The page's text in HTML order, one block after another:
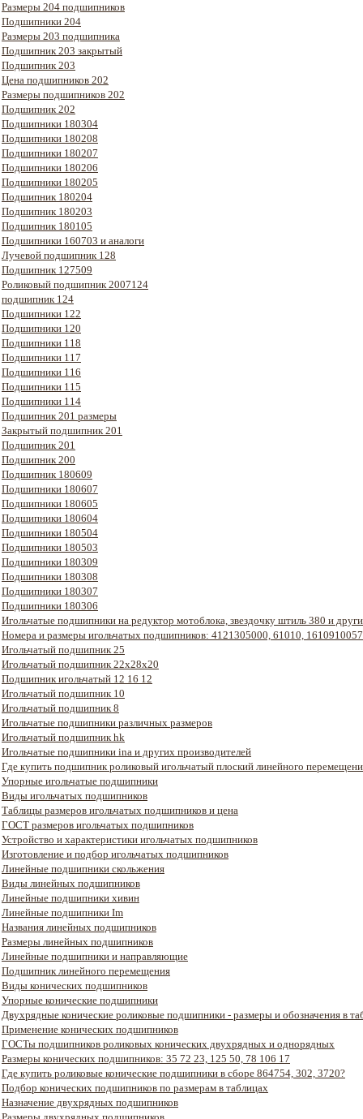
Размеры 204 подшипников
Подшипники 204
Размеры 203 подшипника
Подшипник 203 закрытый
Подшипник 203
Цена подшипников 202
Размеры подшипников 202
Подшипник 202
Подшипники 180304
Подшипники 180208
Подшипники 180207
Подшипники 180206
Подшипники 180205
Подшипник 180204
Подшипник 180203
Подшипник 180105
Подшипники 160703 и аналоги
Лучевой подшипник 128
Подшипник 127509
Роликовый подшипник 2007124
подшипник 124
Подшипники 122
Подшипники 120
Подшипники 118
Подшипники 117
Подшипники 116
Подшипники 115
Подшипники 114
Подшипник 201 размеры
Закрытый подшипник 201
Подшипник 201
Подшипник 200
Подшипник 180609
Подшипники 180607
Подшипники 180605
Подшипники 180604
Подшипники 180504
Подшипники 180503
Подшипники 180309
Подшипники 180308
Подшипники 180307
Подшипники 180306
Игольчатые подшипники на редуктор мотоблока, звездочку штиль 380 и
Номера и размеры игольчатых подшипников: 4121305000, 61010, 1610910057
Игольчатый подшипник 25
Игольчатый подшипник 22х28х20
Подшипник игольчатый 12 16 12
Игольчатый подшипник 10
Игольчатый подшипник 8
Игольчатые подшипники различных размеров
Игольчатый подшипник hk
Игольчатые подшипники ina и других производителей
Где купить подшипник роликовый игольчатый плоский линейного
Упорные игольчатые подшипники
Виды игольчатых подшипников
Таблицы размеров игольчатых подшипников и цена
ГОСТ размеров игольчатых подшипников
Устройство и характеристики игольчатых подшипников
Изготовление и подбор игольчатых подшипников
Линейные подшипники скольжения
Виды линейных подшипников
Линейные подшипники хивин
Линейные подшипники Im
Названия линейных подшипников
Размеры линейных подшипников
Линейные подшипники и направляющие
Подшипник линейного перемещения
Виды конических подшипников
Упорные конические подшипники
Двухрядные конические роликовые подшипники - размеры и обозначения в
Применение конических подшипников
ГОСТы подшипников роликовых конических двухрядных и однорядных
Размеры конических подшипников: 35 72 23, 125 50, 78 106 17
Где купить роликовые конические подшипники в сборе 864754, 302, 3720?
Подбор конических подшипников по размерам в таблицах
Назначение двухрядных подшипников